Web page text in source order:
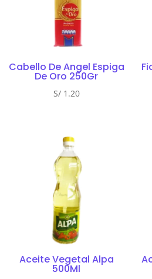
Cabello De Angel Espiga
De Oro 250Gr
S/1.20
Aceite Vegetal Alpa
500Ml